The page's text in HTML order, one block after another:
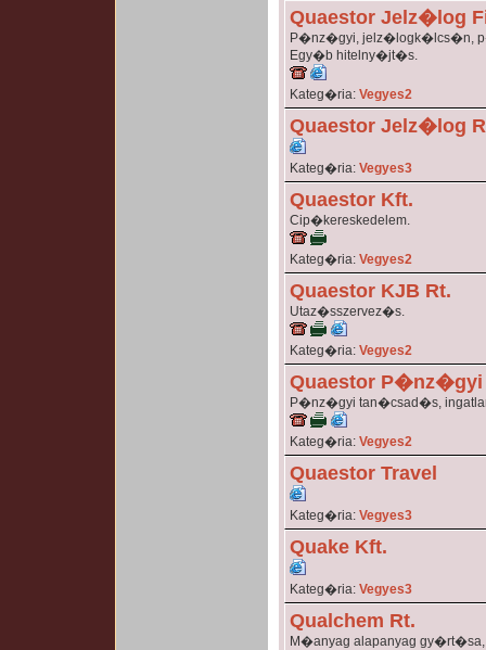
Quaestor Jelz�log
P�nz�gyi, jelz�logk�lcs�n,
Egy�b hitelny�jt�s.
Kateg�ria: Vegyes2
Quaestor Jelz�log
Kateg�ria: Vegyes3
Quaestor Kft.
Cip�kereskedelem.
Kateg�ria: Vegyes2
Quaestor KJB Rt.
Utaz�sszervez�s.
Kateg�ria: Vegyes2
Quaestor
P�nz�gyi tan�csad�s,
Kateg�ria: Vegyes2
Quaestor Travel
Kateg�ria: Vegyes3
Quake Kft.
Kateg�ria: Vegyes3
Qualchem Rt.
M�anyag alapanyag